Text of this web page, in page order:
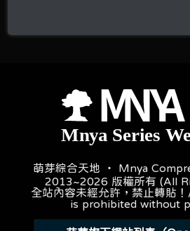
萌芽綜合天地 ‧ Mnya
2013~2026 版權所有 (All
全站內容未經允許，禁止轉貼
is prohibited without